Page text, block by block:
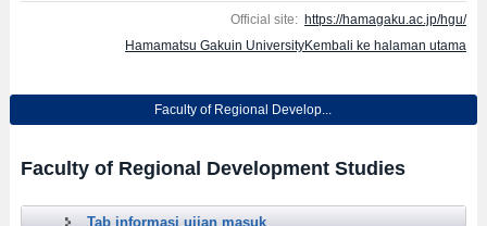
Official site: https://hamagaku.ac.jp/hgu/
Hamamatsu Gakuin UniversityKembali ke halaman utama
Faculty of Regional Develop...
Faculty of Regional Development Studies
Tab informasi ujian masuk